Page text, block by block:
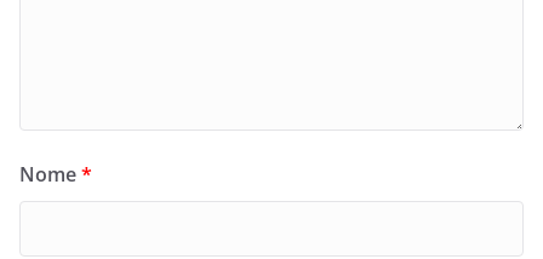
Nome*